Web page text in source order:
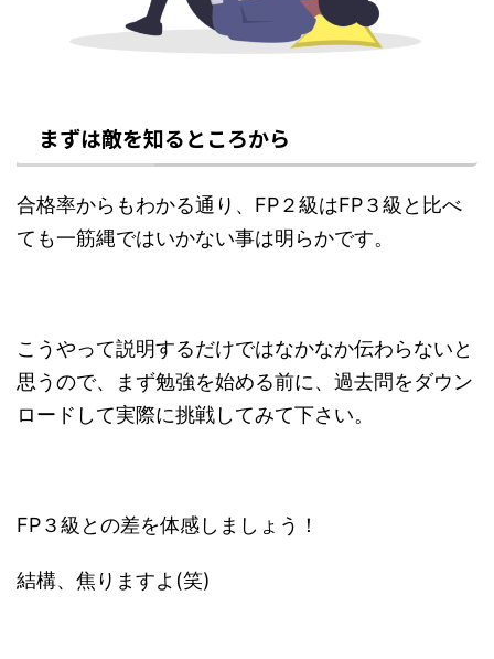
まずは敵を知るところから
合格率からもわかる通り、FP２級はFP３級と比べ
ても一筋縄ではいかない事は明らかです。
こうやって説明するだけではなかなか伝わらないと
思うので、まず勉強を始める前に、過去問をダウン
ロードして実際に挑戦してみて下さい。
FP３級との差を体感しましょう！
結構、焦りますよ(笑)